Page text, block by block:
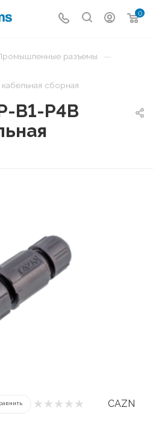
0
разъемы —
сборная
B1-P4B
CAZN